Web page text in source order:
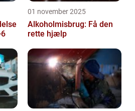
01 november 2025
Alkoholmisbrug: Få den
rette hjælp